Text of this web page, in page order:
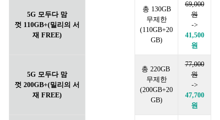
5G 모두다 맘
껏 110GB+(밀리의 서
재 FREE)
총 130GB
무제한
(110GB+20
GB)
69,000
원
->
41,500
원
5G 모두다 맘
껏 200GB+(밀리의 서
재 FREE)
총 220GB
무제한
(200GB+20
GB)
77,000
원
->
47,700
원